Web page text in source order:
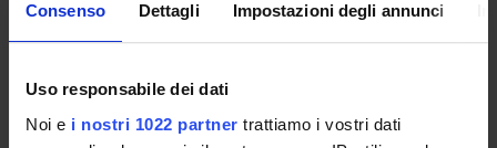
Consenso Dettagli Impostazioni degli annunci
Uso responsabile dei dati
Noi e i nostri 1022 partner trattiamo i vostri dati
Ferdinando Luigi Marcolungo
Presidente di consiglio di corso di laurea
Emmanuele Morandi
Componente
Massimo Natale